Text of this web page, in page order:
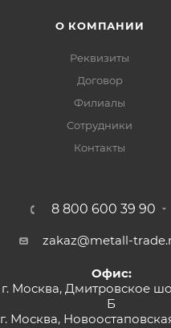
О КОМПАНИИ
Реквизиты
Договор
Филиалы
Сотрудники
Контакты
8 800 600 39 90
zakaz@metall-
Офис:
г. Москва, Дмитровское
Б
г. Москва,